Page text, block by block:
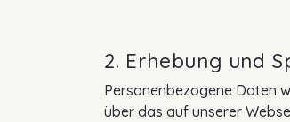
2. Erhebung und
Personenbezogene Daten
über das auf unserer